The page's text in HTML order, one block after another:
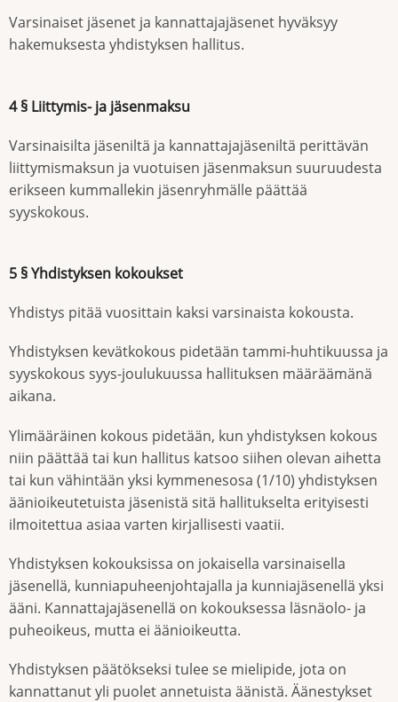
Varsinaiset jäsenet ja kannattajajäsenet hyväksyy
hakemuksesta yhdistyksen hallitus.
4 § Liittymis- ja jäsenmaksu
Varsinaisilta jäseniltä ja kannattajajäseniltä perittävän
liittymismaksun ja vuotuisen jäsenmaksun suuruudesta
erikseen kummallekin jäsenryhmälle päättää
syyskokous.
5 § Yhdistyksen kokoukset
Yhdistys pitää vuosittain kaksi varsinaista kokousta.
Yhdistyksen kevätkokous pidetään tammi-huhtikuussa ja
syyskokous syys-joulukuussa hallituksen määräämänä
aikana.
Ylimääräinen kokous pidetään, kun yhdistyksen kokous
niin päättää tai kun hallitus katsoo siihen olevan aihetta
tai kun vähintään yksi kymmenesosa (1/10) yhdistyksen
äänioikeutetuista jäsenistä sitä hallitukselta erityisesti
ilmoitettua asiaa varten kirjallisesti vaatii.
Yhdistyksen kokouksissa on jokaisella varsinaisella
jäsenellä, kunniapuheenjohtajalla ja kunniajäsenellä yksi
ääni. Kannattajajäsenellä on kokouksessa läsnäolo- ja
puheoikeus, mutta ei äänioikeutta.
Yhdistyksen päätökseksi tulee se mielipide, jota on
kannattanut yli puolet annetuista äänistä. Äänestykset